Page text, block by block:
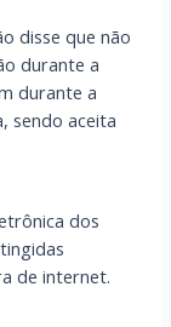
disse que não
durante a
durante a
sendo aceita
dos
de internet.